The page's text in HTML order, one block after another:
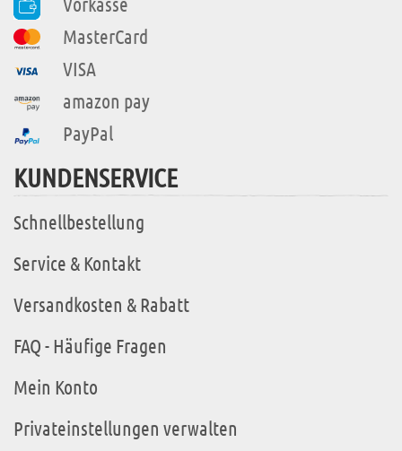
MasterCard
VISA
amazon pay
PayPal
KUNDENSERVICE
Schnellbestellung
Service & Kontakt
Versandkosten & Rabatt
FAQ - Häufige Fragen
Mein Konto
Privateinstellungen verwalten